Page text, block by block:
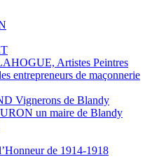
Artistes Peintres
entrepreneurs de maçonnerie
Vignerons de Blandy
un maire de Blandy
de 1914-1918